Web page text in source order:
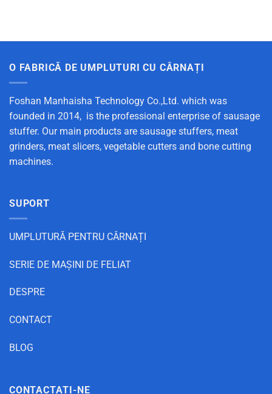
O FABRICĂ DE UMPLUTURI CU CÂRNAȚI
Foshan Manhaisha Technology Co.,Ltd. which was
founded in 2014, is the professional enterprise of sausage
stuffer. Our main products are sausage stuffers, meat
grinders, meat slicers, vegetable cutters and bone cutting
machines.
SUPORT
UMPLUTURĂ PENTRU CÂRNAȚI
SERIE DE MAȘINI DE FELIAT
DESPRE
CONTACT
BLOG
CONTACTAȚI-NE